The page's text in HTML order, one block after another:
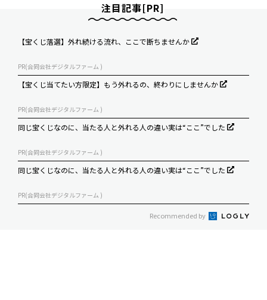
注目記事[PR]
【宝くじ落選】外れ続ける流れ、ここで断ちませんか
PR(合同会社デジタルファーム )
【宝くじ当てたい方限定】もう外れるの、終わりにしませんか
PR(合同会社デジタルファーム )
同じ宝くじなのに、当たる人と外れる人の違い実は“ここ”でした
PR(合同会社デジタルファーム )
同じ宝くじなのに、当たる人と外れる人の違い実は“ここ”でした
PR(合同会社デジタルファーム )
Recommended by